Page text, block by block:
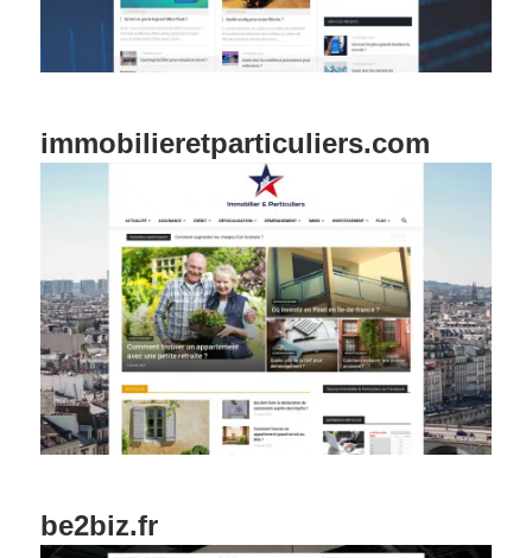
immobilieretparticuliers.com
be2biz.fr